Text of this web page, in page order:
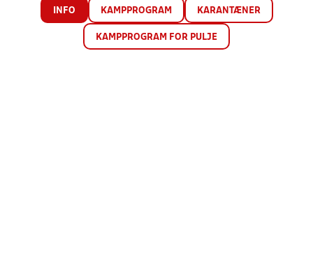
INFO KAMPPROGRAM KARANTÆNER
KAMPPROGRAM FOR PULJE